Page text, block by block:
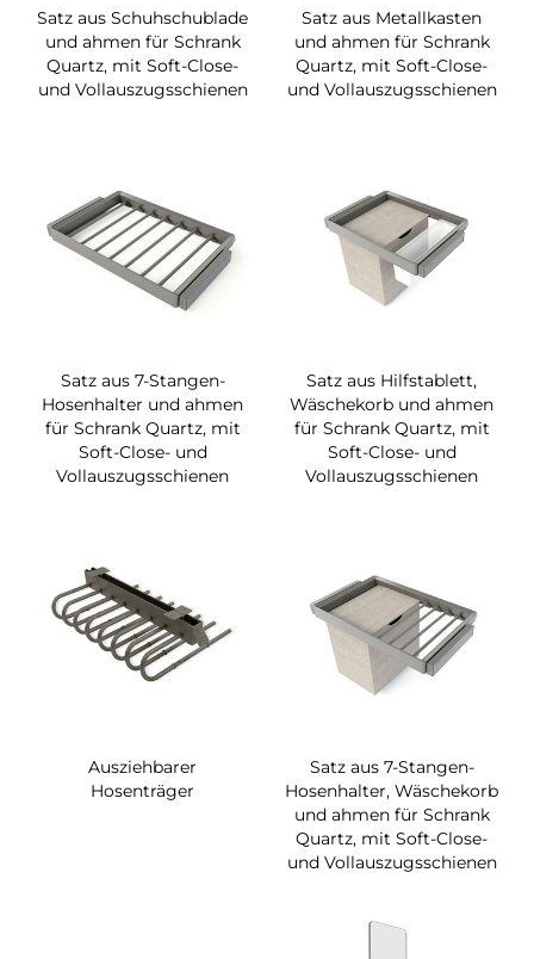
Satz aus Schuhschublade
und ahmen für Schrank
Quartz, mit Soft-Close-
und Vollauszugsschienen
Satz aus Metallkasten
und ahmen für Schrank
Quartz, mit Soft-Close-
und Vollauszugsschienen
Satz aus 7-Stangen-
Hosenhalter und ahmen
für Schrank Quartz, mit
Soft-Close- und
Vollauszugsschienen
Satz aus Hilfstablett,
Wäschekorb und ahmen
für Schrank Quartz, mit
Soft-Close- und
Vollauszugsschienen
Ausziehbarer
Hosenträger
Satz aus 7-Stangen-
Hosenhalter, Wäschekorb
und ahmen für Schrank
Quartz, mit Soft-Close-
und Vollauszugsschienen